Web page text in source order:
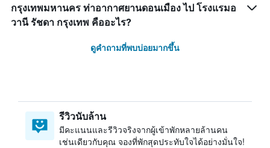
กรุงเทพมหานคร ท่าอากาศยานดอนเมือง ไป โรงแรมอ
วานี รัชดา กรุงเทพ คืออะไร?
ดูคำถามที่พบบ่อยมากขึ้น
รีวิวนับล้าน
มีคะแนนและรีวิวจริงจากผู้เข้าพักหลายล้านคน
เช่นเดียวกับคุณ จองที่พักสุดประทับใจได้อย่างมั่นใจ!